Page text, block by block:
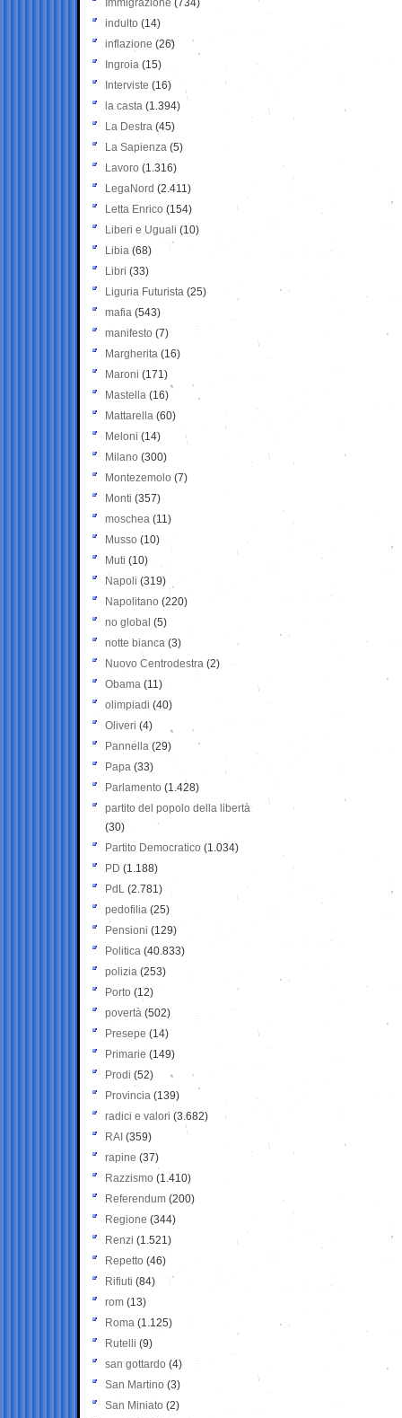
Immigrazione (734)
indulto (14)
inflazione (26)
Ingroia (15)
Interviste (16)
la casta (1.394)
La Destra (45)
La Sapienza (5)
Lavoro (1.316)
LegaNord (2.411)
Letta Enrico (154)
Liberi e Uguali (10)
Libia (68)
Libri (33)
Liguria Futurista (25)
mafia (543)
manifesto (7)
Margherita (16)
Maroni (171)
Mastella (16)
Mattarella (60)
Meloni (14)
Milano (300)
Montezemolo (7)
Monti (357)
moschea (11)
Musso (10)
Muti (10)
Napoli (319)
Napolitano (220)
no global (5)
notte bianca (3)
Nuovo Centrodestra (2)
Obama (11)
olimpiadi (40)
Oliveri (4)
Pannella (29)
Papa (33)
Parlamento (1.428)
partito del popolo della libertà
(30)
Partito Democratico (1.034)
PD (1.188)
PdL (2.781)
pedofilia (25)
Pensioni (129)
Politica (40.833)
polizia (253)
Porto (12)
povertà (502)
Presepe (14)
Primarie (149)
Prodi (52)
Provincia (139)
radici e valori (3.682)
RAI (359)
rapine (37)
Razzismo (1.410)
Referendum (200)
Regione (344)
Renzi (1.521)
Repetto (46)
Rifiuti (84)
rom (13)
Roma (1.125)
Rutelli (9)
san gottardo (4)
San Martino (3)
San Miniato (2)